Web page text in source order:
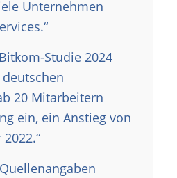
Unternehmen
Studie 2024
deutschen
20 Mitarbeitern
ein, ein Anstieg von